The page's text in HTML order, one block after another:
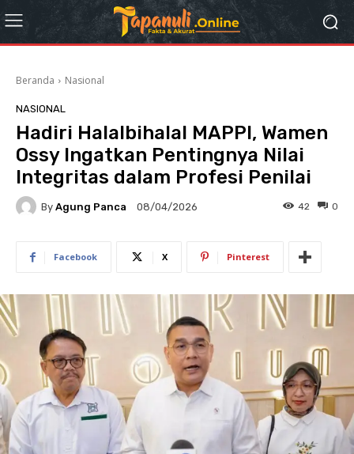
Beranda Nasional
NASIONAL
Hadiri Halalbihalal MAPPI, Wamen
Ossy Ingatkan Pentingnya Nilai
Integritas dalam Profesi Penilai
By Agung Panca 08/04/2026 0
42
Facebook X Pinterest